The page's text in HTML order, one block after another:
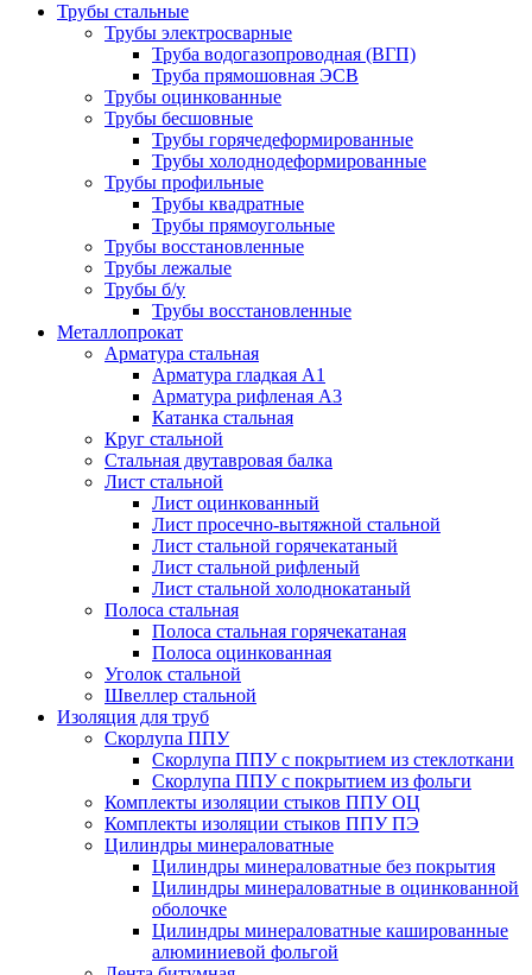
Трубы стальные
Трубы электросварные
Труба водогазопроводная (ВГП)
Труба прямошовная ЭСВ
Трубы оцинкованные
Трубы бесшовные
Трубы горячедеформированные
Трубы холоднодеформированные
Трубы профильные
Трубы квадратные
Трубы прямоугольные
Трубы восстановленные
Трубы лежалые
Трубы б/у
Трубы восстановленные
Металлопрокат
Арматура стальная
Арматура гладкая А1
Арматура рифленая А3
Катанка стальная
Круг стальной
Стальная двутавровая балка
Лист стальной
Лист оцинкованный
Лист просечно-вытяжной стальной
Лист стальной горячекатаный
Лист стальной рифленый
Лист стальной холоднокатаный
Полоса стальная
Полоса стальная горячекатаная
Полоса оцинкованная
Уголок стальной
Швеллер стальной
Изоляция для труб
Скорлупа ППУ
Скорлупа ППУ с покрытием из стеклоткани
Скорлупа ППУ с покрытием из фольги
Комплекты изоляции стыков ППУ ОЦ
Комплекты изоляции стыков ППУ ПЭ
Цилиндры минераловатные
Цилиндры минераловатные без покрытия
Цилиндры минераловатные в оцинкованной
оболочке
Цилиндры минераловатные кашированные
алюминиевой фольгой